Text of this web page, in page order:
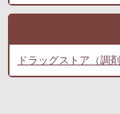
ドラッグストア（調剤